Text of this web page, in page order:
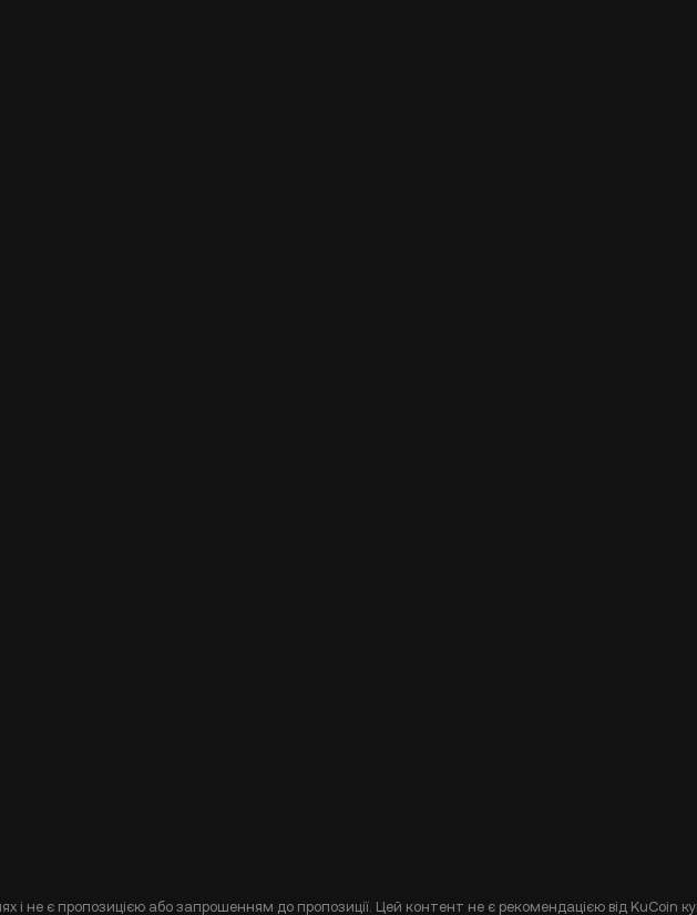
і не є пропозицією або запрошенням до пропозиції. Цей контент не є рекомендацією від KuCoin